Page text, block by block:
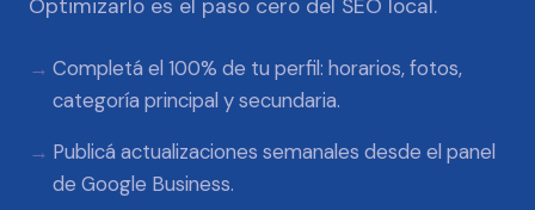
Optimizarlo es el paso cero del SEO local.
Completá el 100% de tu perfil: horarios, fotos,
categoría principal y secundaria.
Publicá actualizaciones semanales desde el panel
de Google Business.